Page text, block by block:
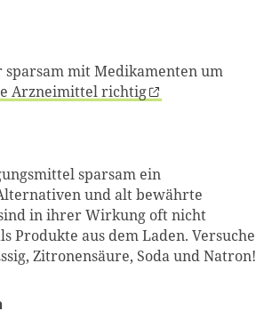
sparsam mit Medikamenten um
Arzneimittel richtig
sparsam ein
und alt bewährte
in ihrer Wirkung oft nicht
Produkte aus dem Laden. Versuche
Zitronensäure, Soda und Natron!